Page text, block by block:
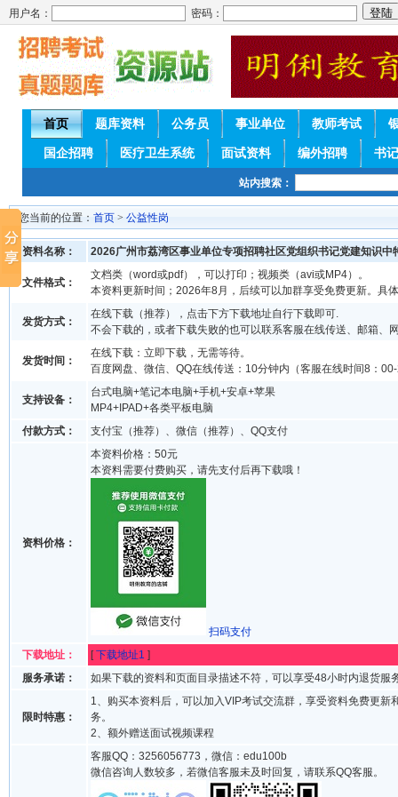
用户名： 密码：
首页 题库资料 公务员 事业单位 教师考试
国企招聘 医疗卫生系统 面试资料 编外招聘 书
站内搜索：
您当前的位置： 首页 > 公益性岗
资料名称： 2026广州市荔湾区事业单位专项招聘社区党组织书记党建知识中
文件格式：
文档类（word或pdf），可以打印；视频类（avi或MP4）。
本资料更新时间；2026年8月，后续可以加群享受免费更新。具
发货方式：
在线下载（推荐），点击下方下载地址自行下载即可.
不会下载的，或者下载失败的也可以联系客服在线传送、邮箱、
发货时间：
在线下载：立即下载，无需等待。
百度网盘、微信、QQ在线传送：10分钟内（客服在线时间8：
支持设备：
台式电脑+笔记本电脑+手机+安卓+苹果
MP4+IPAD+各类平板电脑
付款方式：
支付宝（推荐）、微信（推荐）、QQ支付
资料价格：
本资料价格：50元
本资料需要付费购买，请先支付后再下载哦！
扫码支付
下载地址：
[下载地址1 ]
服务承诺：
如果下载的资料和页面目录描述不符，可以享受48小时内退货服
限时特惠：
1、购买本资料后，可以加入VIP考试交流群，享受资料免费更新
务。
2、额外赠送面试视频课程
客服QQ：3256056773，微信：edu100b
微信咨询人数较多，若微信客服未及时回复，请联系QQ客服。